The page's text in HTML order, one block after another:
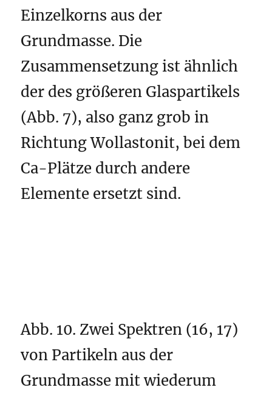
Einzelkorns aus der
Grundmasse. Die
Zusammensetzung ist ähnlich
der des größeren Glaspartikels
(Abb. 7), also ganz grob in
Richtung Wollastonit, bei dem
Ca-Plätze durch andere
Elemente ersetzt sind.
Abb. 10. Zwei Spektren (16, 17)
von Partikeln aus der
Grundmasse mit wiederum